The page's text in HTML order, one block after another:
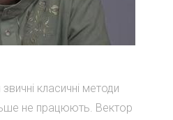
класичні методи
не працюють. Вектор